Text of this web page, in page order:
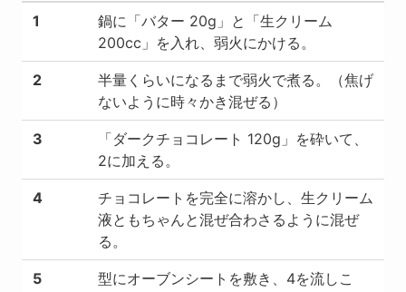
1
鍋に「バター 20g」と「生クリーム
200cc」を入れ、弱火にかける。
2
半量くらいになるまで弱火で煮る。（焦げ
ないように時々かき混ぜる）
3
「ダークチョコレート 120g」を砕いて、
2に加える。
4
チョコレートを完全に溶かし、生クリーム
液ともちゃんと混ぜ合わさるように混ぜ
る。
5
型にオーブンシートを敷き、4を流しこ